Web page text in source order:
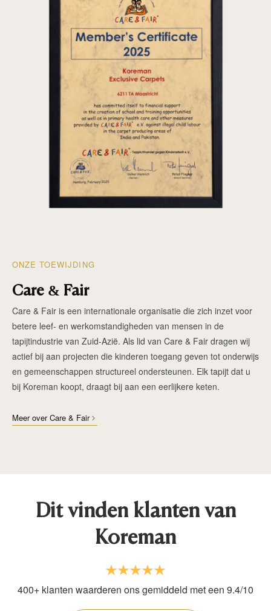
ONZE TOEWIJDING
Care & Fair
Care & Fair is een internationale organisatie die zich inzet voor
betere leef- en werkomstandigheden van mensen in de
tapijtindustrie van Zuid-Azië. Als lid van Care & Fair dragen wij
actief bij aan projecten die kinderen toegang geven tot onderwijs
en gemeenschappen structureel ondersteunen. Elk tapijt dat u
bij Koreman koopt, draagt bij aan een eerlijkere keten.
Meer over Care & Fair
Dit vinden klanten van
Koreman
400+ klanten waarderen ons gemiddeld met een 9.4/10